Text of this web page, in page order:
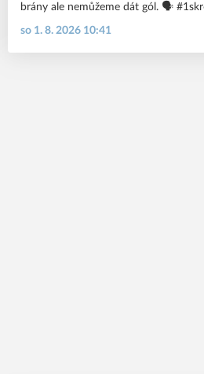
brány ale
so 1. 8. 2026 10:41